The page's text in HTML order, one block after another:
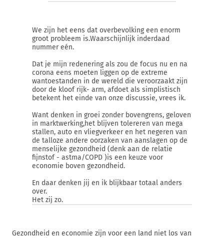
We zijn het eens dat overbevolking een enorm
groot probleem is.Waarschijnlijk inderdaad
nummer eén.
Dat je mijn redenering als zou de focus nu en na
corona eens moeten liggen op de extreme
wantoestanden in de wereld die veroorzaakt zijn
door de kloof rijk- arm, afdoet als simplistisch
betekent het einde van onze discussie, vrees ik.
Want denken in groei zonder bovengrens, geloven
in marktwerking,het blijven tolereren van mega
stallen, auto en vliegverkeer en het negeren van
de talloze andere oorzaken van aanslagen op de
menselijke gezondheid (denk aan de relatie
fijnstof - astma/COPD )is een keuze voor
economie boven gezondheid.
En daar denken jij en ik blijkbaar totaal anders
over.
Het zij zo.
Gezondheid en economie zijn voor een land niet los van